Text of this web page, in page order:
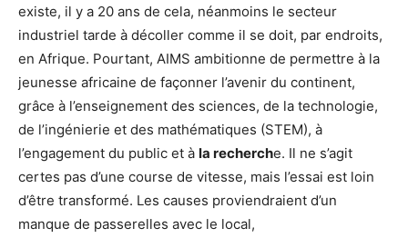
existe, il y a 20 ans de cela, néanmoins le secteur
industriel tarde à décoller comme il se doit, par endroits,
en Afrique. Pourtant, AIMS ambitionne de permettre à la
jeunesse africaine de façonner l’avenir du continent,
grâce à l’enseignement des sciences, de la technologie,
de l’ingénierie et des mathématiques (STEM), à
l’engagement du public et à la recherche. Il ne s’agit
certes pas d’une course de vitesse, mais l’essai est loin
d’être transformé. Les causes proviendraient d’un
manque de passerelles avec le local,